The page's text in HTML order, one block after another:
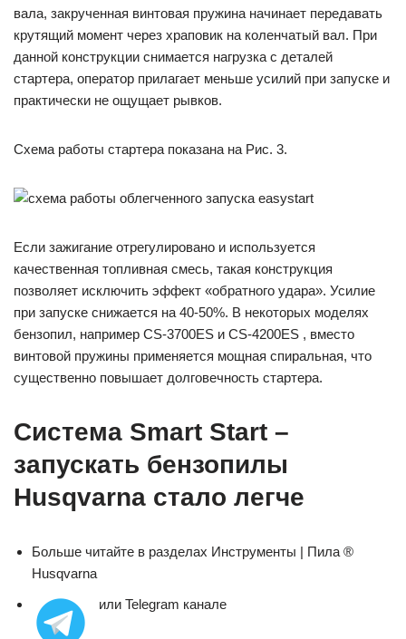
вала, закрученная винтовая пружина начинает передавать
крутящий момент через храповик на коленчатый вал. При
данной конструкции снимается нагрузка с деталей
стартера, оператор прилагает меньше усилий при запуске и
практически не ощущает рывков.
Схема работы стартера показана на Рис. 3.
Если зажигание отрегулировано и используется
качественная топливная смесь, такая конструкция
позволяет исключить эффект «обратного удара». Усилие
при запуске снижается на 40-50%. В некоторых моделях
бензопил, например CS-3700ES и CS-4200ES , вместо
винтовой пружины применяется мощная спиральная, что
существенно повышает долговечность стартера.
Система Smart Start –
запускать бензопилы
Husqvarna стало легче
Больше читайте в разделах Инструменты | Пила ®
Husqvarna
или Telegram канале